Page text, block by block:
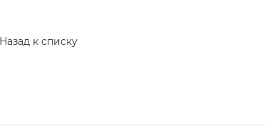
Назад к списку